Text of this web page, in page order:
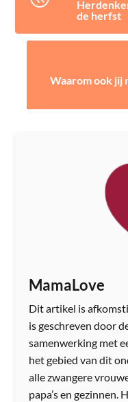
de herfst
Waarom ook jij
MamaLove
Dit artikel is
is geschreven door
samenwerking met
het gebied van dit
alle zwangere
papa’s en